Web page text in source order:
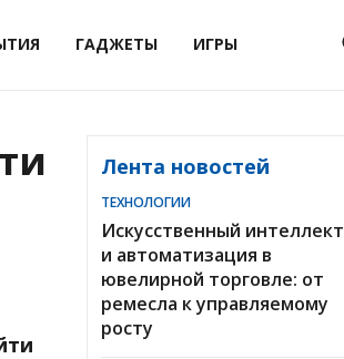
ГАДЖЕТЫ ИГРЫ
Лента новостей
ТЕХНОЛОГИИ
Искусственный интеллект
и автоматизация в
ювелирной торговле: от
ремесла к управляемому
росту